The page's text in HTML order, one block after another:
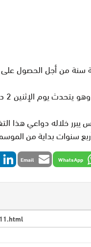
سنة من أجل الحصول
يبرر خلاله دواعي هذا
بداية من الموسم
WhatsApp
Email